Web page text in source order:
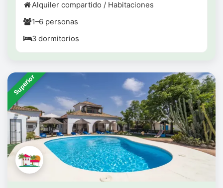
Alquiler compartido / Habitaciones
1–6 personas
3 dormitorios
Superior